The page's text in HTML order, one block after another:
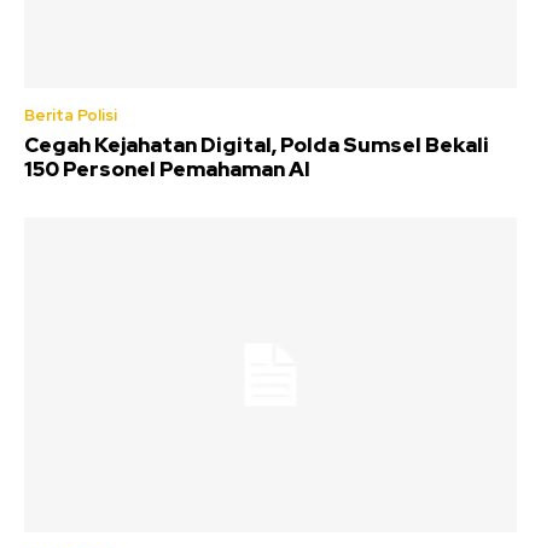
Berita Polisi
Cegah Kejahatan Digital, Polda Sumsel Bekali
150 Personel Pemahaman AI